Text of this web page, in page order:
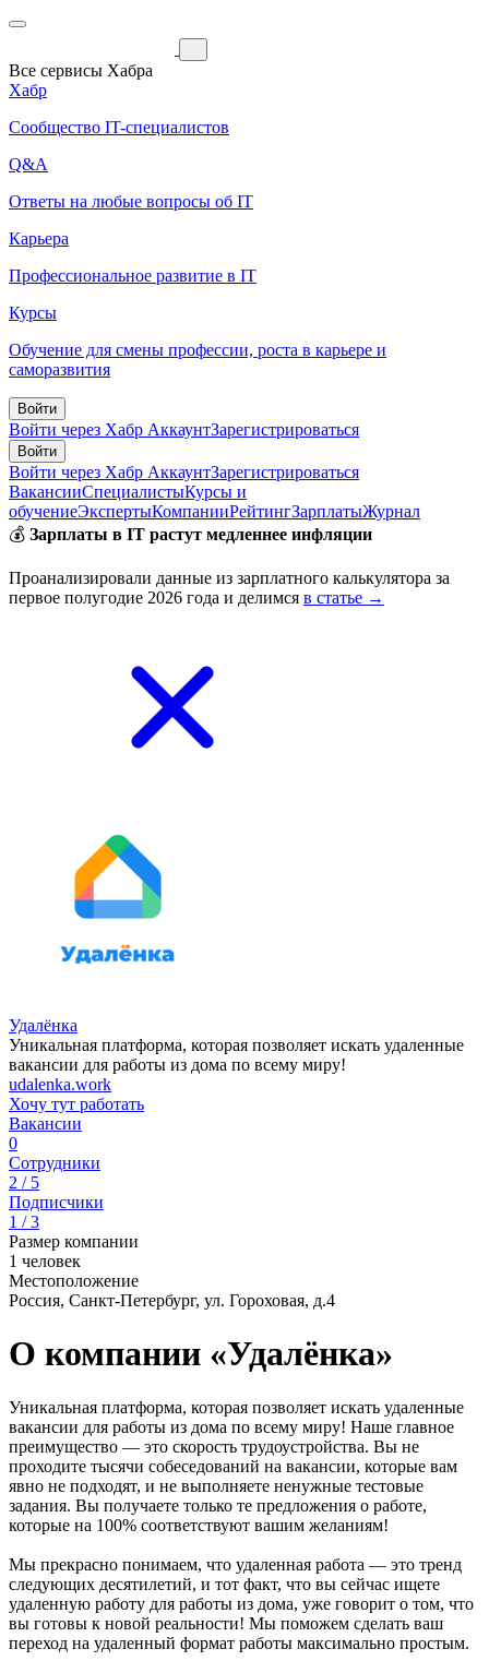
Все сервисы Хабра
Хабр
Сообщество IT-специалистов
Q&A
Ответы на любые вопросы об IT
Карьера
Профессиональное развитие в IT
Курсы
Обучение для смены профессии, роста в карьере и
саморазвития
Войти
Войти через Хабр АккаунтЗарегистрироваться
Войти
Войти через Хабр АккаунтЗарегистрироваться
ВакансииСпециалистыКурсы и
обучениеЭкспертыКомпанииРейтингЗарплатыЖурнал
💰 Зарплаты в IT растут медленнее инфляции
Проанализировали данные из зарплатного калькулятора за
первое полугодие 2026 года и делимся в статье →
Удалёнка
Уникальная платформа, которая позволяет искать удаленные
вакансии для работы из дома по всему миру!
udalenka.work
Хочу тут работать
Вакансии
0
Сотрудники
2 / 5
Подписчики
1 / 3
Размер компании
1 человек
Местоположение
Россия, Санкт-Петербург, ул. Гороховая, д.4
О компании «Удалёнка»
Уникальная платформа, которая позволяет искать удаленные
вакансии для работы из дома по всему миру! Наше главное
преимущество — это скорость трудоустройства. Вы не
проходите тысячи собеседований на вакансии, которые вам
явно не подходят, и не выполняете ненужные тестовые
задания. Вы получаете только те предложения о работе,
которые на 100% соответствуют вашим желаниям!
Мы прекрасно понимаем, что удаленная работа — это тренд
следующих десятилетий, и тот факт, что вы сейчас ищете
удаленную работу для работы из дома, уже говорит о том, что
вы готовы к новой реальности! Мы поможем сделать ваш
переход на удаленный формат работы максимально простым.